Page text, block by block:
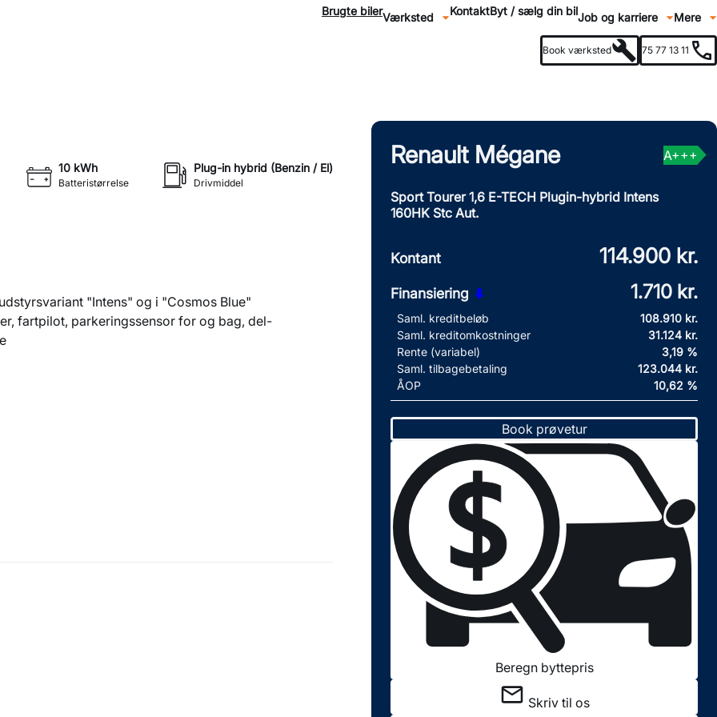
Brugte bilerVærksted KontaktByt / sælg din bilJob og karriere
Fold
Mere
Book værksted 75 77 13 11
Batteristørrelse
10 kWh
Drivmiddel
Plug-in hybrid (Benzin / El)
"Intens" og i "Cosmos Blue"
fartpilot, parkeringssensor for og bag, del-
Renault Mégane
Sport Tourer 1,6 E-TECH Plugin-hybrid Intens
160HK Stc Aut.
A+++
Kontant 114.900 kr.
Finansiering 1.710 kr.
Saml. kreditbeløb
108.910 kr.
Saml. kreditomkostninger
31.124 kr.
Rente (variabel)
3,19 %
Saml. tilbagebetaling
123.044 kr.
ÅOP
10,62 %
Book prøvetur
Beregn byttepris
Skriv til os